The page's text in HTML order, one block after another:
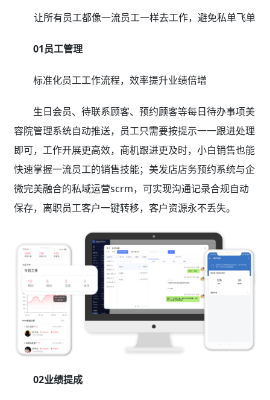
让所有员工都像一流员工一样去工作，避免私单飞单
01员工管理
标准化员工工作流程，效率提升业绩倍增
生日会员、待联系顾客、预约顾客等每日待办事项美
容院管理系统自动推送，员工只需要按提示一一跟进处理
即可，工作开展更高效，商机跟进更及时，小白销售也能
快速掌握一流员工的销售技能；美发店店务预约系统与企
微完美融合的私域运营scrm，可实现沟通记录合规自动
保存，离职员工客户一键转移，客户资源永不丢失。
02业绩提成